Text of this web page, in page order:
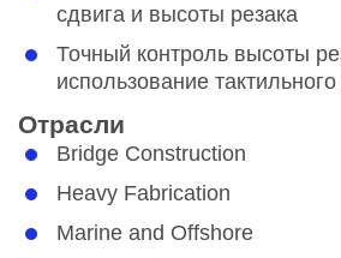
сдвига и высоты резака
Точный контроль высоты
использование тактильного
Отрасли
Bridge Construction
Heavy Fabrication
Marine and Offshore